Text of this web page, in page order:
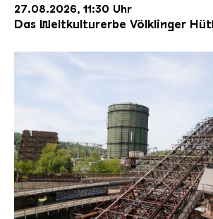
27.08.2026, 11:30 Uhr
Das Weltkulturerbe Völklinger